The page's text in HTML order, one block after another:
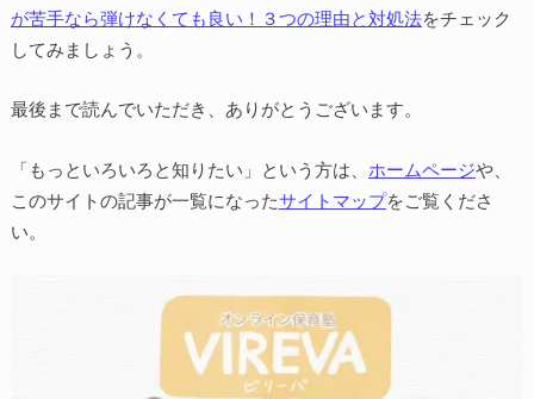
が苦手なら弾けなくても良い！３つの理由と対処法をチェック
してみましょう。
最後まで読んでいただき、ありがとうございます。
「もっといろいろと知りたい」という方は、 ホームページや、
このサイトの記事が一覧になったサイトマップをご覧くださ
い。